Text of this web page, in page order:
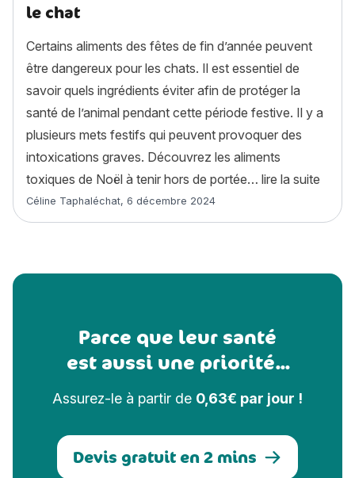
le chat
Certains aliments des fêtes de fin d’année peuvent
être dangereux pour les chats. Il est essentiel de
savoir quels ingrédients éviter afin de protéger la
santé de l’animal pendant cette période festive. Il y a
plusieurs mets festifs qui peuvent provoquer des
intoxications graves. Découvrez les aliments
toxiques de Noël à tenir hors de portée… lire la suite
Article rédigé par
Céline Taphaléchat, 6 décembre 2024
Parce que leur santé
est aussi une priorité...
Assurez-le à partir de 0,63€ par jour !
Devis gratuit en 2 mins